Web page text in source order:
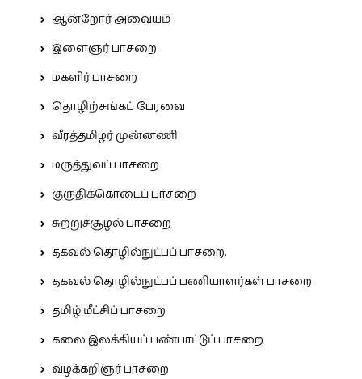
ஆன்றோர் அவையம்
இளைஞர் பாசறை
மகளிர் பாசறை
தொழிற்சங்கப் பேரவை
வீரத்தமிழர் முன்னணி
மருத்துவப் பாசறை
குருதிக்கொடைப் பாசறை
சுற்றுச்சூழல் பாசறை
தகவல் தொழில்நுட்பப் பாசறை.
தகவல் தொழில்நுட்பப் பணியாளர்கள் பாசறை
தமிழ் மீட்சிப் பாசறை
கலை இலக்கியப் பண்பாட்டுப் பாசறை
வழக்கறிஞர் பாசறை